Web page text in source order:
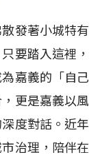
發著小城特有
要踏入這裡，
嘉義的「自己
更是嘉義以風
度對話。近年
治理，陪伴在